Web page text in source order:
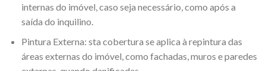
internas do imóvel, caso seja necessário, como após a
saída do inquilino.
Pintura Externa: sta cobertura se aplica à repintura das
áreas externas do imóvel, como fachadas, muros e paredes